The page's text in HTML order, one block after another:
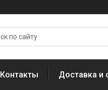
Контакты Доставка и